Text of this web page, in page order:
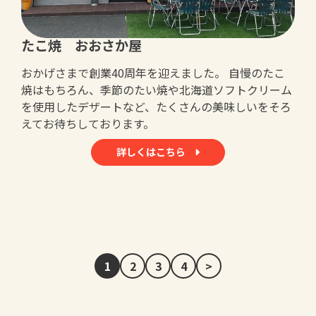
たこ焼 おおさか屋
おかげさまで創業40周年を迎えました。 自慢のたこ
焼はもちろん、季節のたい焼や北海道ソフトクリーム
を使用したデザートなど、たくさんの美味しいをそろ
えてお待ちしております。
詳しくはこちら
1 2 3 4 >